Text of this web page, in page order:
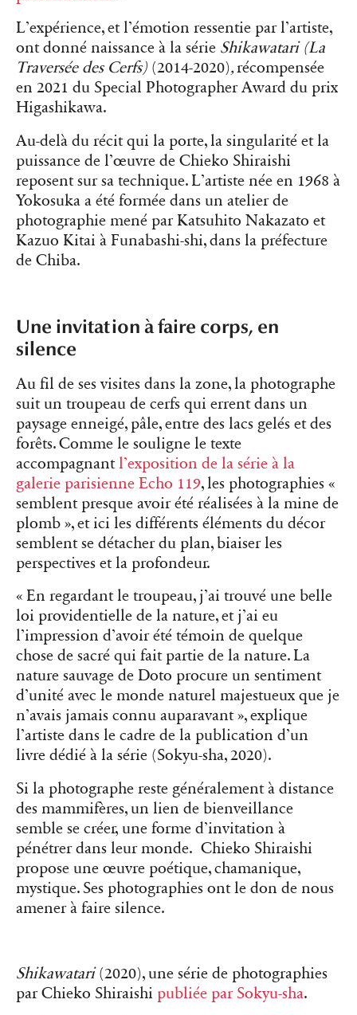
L’expérience, et l’émotion ressentie par l’artiste,
ont donné naissance à la série Shikawatari (La
Traversée des Cerfs) (2014-2020),récompensée
en 2021 du Special Photographer Award du prix
Higashikawa.
Au-delà du récit qui la porte, la singularité et la
puissance de l’œuvre de Chieko Shiraishi
reposent sur sa technique. L’artiste née en 1968 à
Yokosuka a été formée dans un atelier de
photographie mené par Katsuhito Nakazato et
Kazuo Kitai à Funabashi-shi, dans la préfecture
de Chiba.
Une invitation à faire corps, en
silence
Au fil de ses visites dans la zone, la photographe
suit un troupeau de cerfs qui errent dans un
paysage enneigé, pâle, entre des lacs gelés et des
forêts. Comme le souligne le texte
accompagnantl’exposition de la série à la
galerie parisienne Echo 119, les photographies «
semblent presque avoir été réalisées à la mine de
plomb », et ici les différents éléments du décor
semblent se détacher du plan, biaiser les
perspectives et la profondeur.
« En regardant le troupeau, j’ai trouvé une belle
loi providentielle de la nature, et j’ai eu
l’impression d’avoir été témoin de quelque
chose de sacré qui fait partie de la nature. La
nature sauvage de Doto procure un sentiment
d’unité avec le monde naturel majestueux que je
n’avais jamais connu auparavant », explique
l’artiste dans le cadre de la publication d’un
livre dédié à la série (Sokyu-sha, 2020).
Si la photographe reste généralement à distance
des mammifères, un lien de bienveillance
semble se créer, une forme d’invitation à
pénétrer dans leur monde. Chieko Shiraishi
propose une œuvre poétique, chamanique,
mystique. Ses photographies ont le don de nous
amener à faire silence.
Shikawatari(2020), une série de photographies
par Chieko Shiraishi publiée par Sokyu-sha.